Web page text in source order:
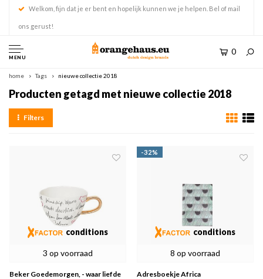
Welkom, fijn dat je er bent en hopelijk kunnen we je helpen. Bel of mail
ons gerust!
MENU
0
home Tags nieuwe collectie 2018
Producten getagd met nieuwe collectie 2018
Filters
3 op voorraad
conditions
Beker Goedemorgen, - waar liefde
-32%
8 op voorraad
conditions
Adresboekje Africa